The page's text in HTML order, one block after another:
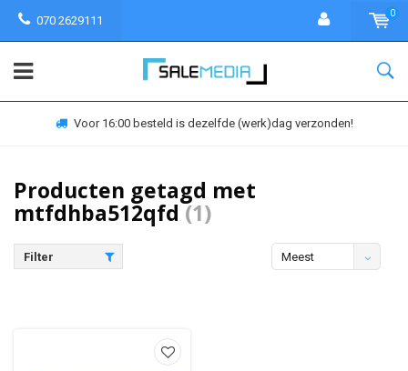
070 2629111
0
Voor 16:00 besteld is dezelfde (werk)dag verzonden!
Producten getagd met
mtfdhba512qfd(1)
Filter
Meest